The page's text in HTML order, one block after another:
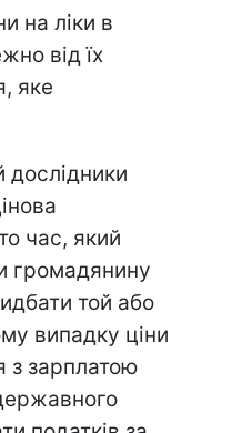
на ліки в
від їх
яке
дослідники
час, який
громадянину
той або
випадку ціни
з зарплатою